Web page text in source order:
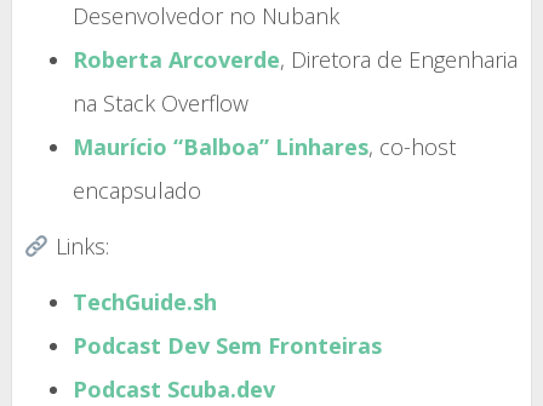
Desenvolvedor no Nubank
Roberta Arcoverde, Diretora de Engenharia
na Stack Overflow
Maurício “Balboa” Linhares, co-host
encapsulado
Links:
TechGuide.sh
Podcast Dev Sem Fronteiras
Podcast Scuba.dev